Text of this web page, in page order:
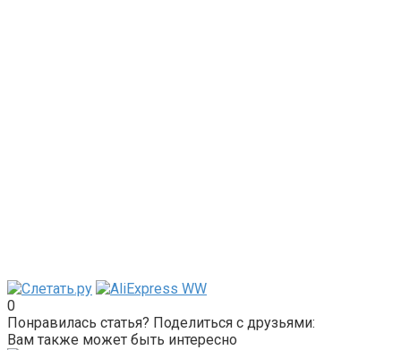
0
Понравилась статья? Поделиться с друзьями:
Вам также может быть интересно